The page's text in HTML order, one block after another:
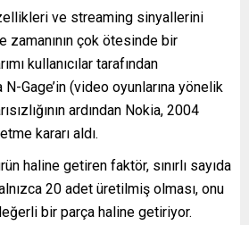
ve streaming sinyallerini
çok ötesinde bir
kullanıcılar tarafından
Gage’in (video oyunlarına yönelik
ardından Nokia, 2004
kararı aldı.
haline getiren faktör, sınırlı sayıda
20 adet üretilmiş olması, onu
bir parça haline getiriyor.